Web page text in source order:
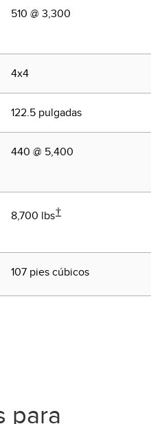
510 @ 3,300
4x4
122.5 pulgadas
440 @ 5,400
8,700 lbs†
107 pies cúbicos
para